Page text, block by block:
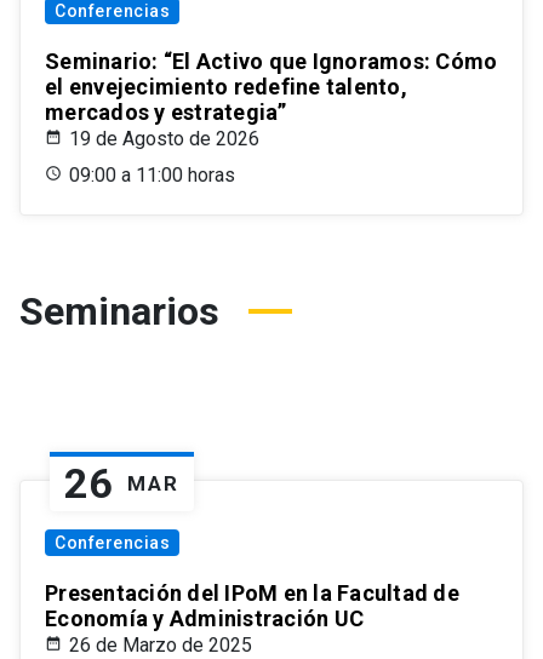
Conferencias
Seminario: “El Activo que Ignoramos: Cómo
el envejecimiento redefine talento,
mercados y estrategia”
19 de Agosto de 2026
09:00 a 11:00 horas
Seminarios
26 MAR
Conferencias
Presentación del IPoM en la Facultad de
Economía y Administración UC
26 de Marzo de 2025